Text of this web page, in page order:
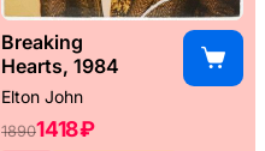
Breaking
Hearts, 1984
Elton John
18901418 ₽